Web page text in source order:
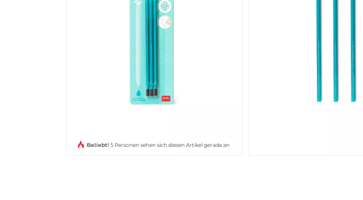
Beliebt! 5 Personen sehen sich diesen Artikel gerade an